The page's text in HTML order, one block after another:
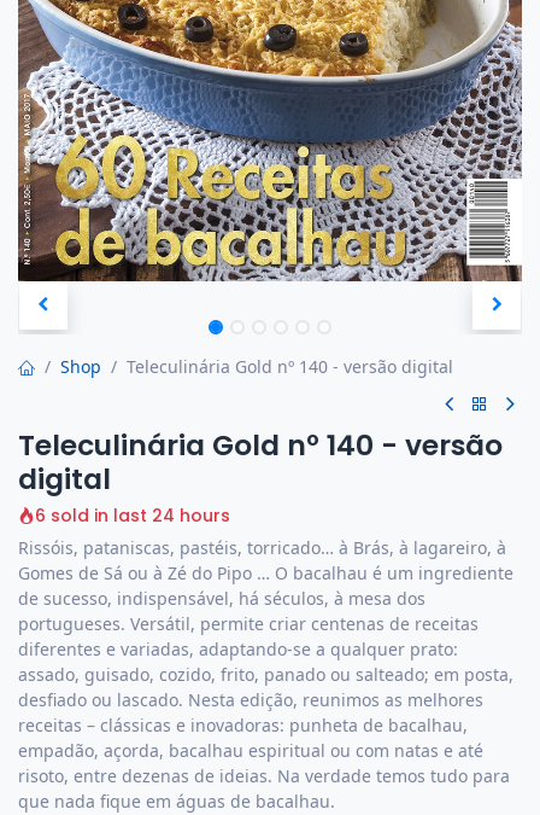
Shop Teleculinária Gold nº 140 - versão digital
Teleculinária Gold nº 140 - versão
digital
6 sold in last 24 hours
Rissóis, pataniscas, pastéis, torricado… à Brás, à lagareiro, à
Gomes de Sá ou à Zé do Pipo … O bacalhau é um ingrediente
de sucesso, indispensável, há séculos, à mesa dos
portugueses. Versátil, permite criar centenas de receitas
diferentes e variadas, adaptando-se a qualquer prato:
assado, guisado, cozido, frito, panado ou salteado; em posta,
desfiado ou lascado. Nesta edição, reunimos as melhores
receitas – clássicas e inovadoras: punheta de bacalhau,
empadão, açorda, bacalhau espiritual ou com natas e até
risoto, entre dezenas de ideias. Na verdade temos tudo para
que nada fique em águas de bacalhau.